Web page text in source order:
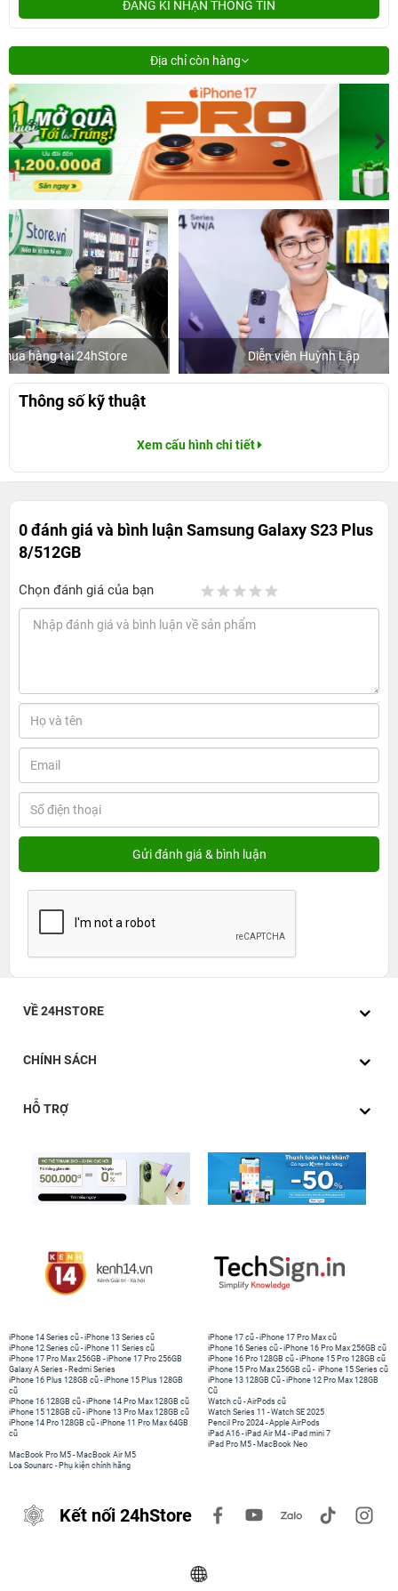
ĐĂNG KÍ NHẬN THÔNG TIN
Địa chỉ còn hàng
Diễn viên Huỳnh Lập Khách
Thông số kỹ thuật
Xem cấu hình chi tiết
0 đánh giá và bình luậnSamsung Galaxy S23 Plus
8/512GB
Chọn đánh giá của bạn
VỀ 24HSTORE
CHÍNH SÁCH
HỖ TRỢ
iPhone 14 Series cũ -iPhone 13 Series cũ
iPhone 12 Series cũ -iPhone 11 Series cũ
iPhone 17 Pro Max 256GB -iPhone 17 Pro 256GB
Galaxy A Series - Redmi Series
iPhone 17 cũ -iPhone 17 Pro Max cũ
iPhone 16 Series cũ - iPhone 16 Pro Max 256GB cũ
iPhone 16 Pro 128GB cũ -iPhone 15 Pro 128GB cũ
iPhone 15 Pro Max 256GB cũ - iPhone 15 Series cũ
iPhone 16 Plus 128GB cũ -iPhone 15 Plus 128GB
cũ
iPhone 16 128GB cũ -iPhone 14 Pro Max 128GB cũ
iPhone 15 128GB cũ -iPhone 13 Pro Max 128GB cũ
iPhone 14 Pro 128GB cũ -iPhone 11 Pro Max 64GB
cũ
iPhone 13 128GB Cũ -iPhone 12 Pro Max 128GB
Cũ
Watch cũ -AirPods cũ
Watch Series 11 -Watch SE 2025
Pencil Pro 2024 -Apple AirPods
iPad A16 -iPad Air M4 -iPad mini 7
iPad Pro M5 - MacBook Neo
MacBook Pro M5 - MacBook Air M5
Loa Sounarc - Phụ kiện chính hãng
Kết nối 24hStore